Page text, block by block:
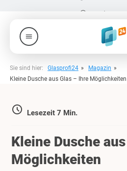
menu
Sie sind hier: Glasprofi24
Magazin
Kleine Dusche aus Glas – Ihre Möglichkeiten
access_time Lesezeit 7 Min.
Kleine Dusche
Möglichkeiten